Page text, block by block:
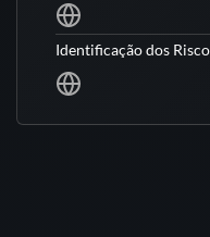
Identificação dos